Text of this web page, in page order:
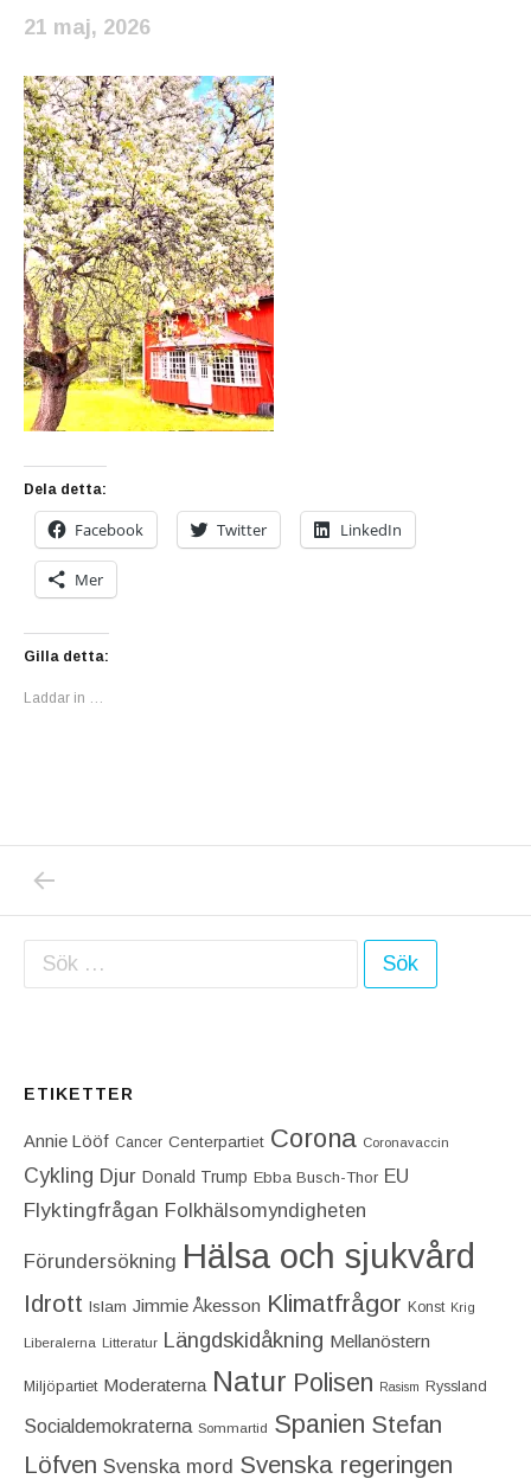
21 maj, 2026
Dela detta:
Facebook Twitter LinkedIn
Mer
Gilla detta:
Laddar in …
Inläggsnavigering
Sök efter:
ETIKETTER
Annie Lööf Cancer Centerpartiet‎ Corona Coronavaccin
Cykling Djur Donald Trump Ebba Busch-Thor EU
Flyktingfrågan Folkhälsomyndigheten
Förundersökning Hälsa och sjukvård
Idrott Islam Jimmie Åkesson Klimatfrågor Konst Krig
Liberalerna Litteratur Längdskidåkning Mellanöstern
Miljöpartiet Moderaterna Natur Polisen Rasism Ryssland
Socialdemokraterna Sommartid Spanien Stefan
Löfven Svenska mord Svenska regeringen